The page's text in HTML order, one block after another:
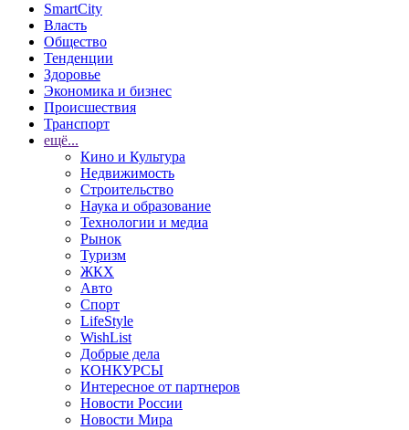
SmartCity
Власть
Общество
Тенденции
Здоровье
Экономика и бизнес
Происшествия
Транспорт
ещё...
Кино и Культура
Недвижимость
Строительство
Наука и образование
Технологии и медиа
Рынок
Туризм
ЖКХ
Авто
Спорт
LifeStyle
WishList
Добрые дела
КОНКУРСЫ
Интересное от партнеров
Новости России
Новости Мира